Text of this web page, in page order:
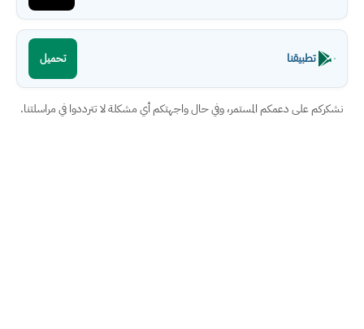
تطبيقنا تحميل
نشكركم على دعمكم المستمر، وفي حال واجهتكم أي مشكلة لا تترددوا في مراسلتنا.